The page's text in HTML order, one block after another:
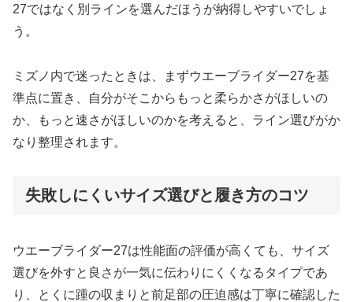
27ではなく別ラインを選んだほうが納得しやすいでしょ
う。
ミズノ内で迷ったときは、まずウエーブライダー27を基
準点に置き、自分がそこからもっと柔らかさがほしいの
か、もっと速さがほしいのかを考えると、ライン選びがか
なり整理されます。
失敗しにくいサイズ選びと履き方のコツ
ウエーブライダー27は性能面の評価が高くても、サイズ
選びを外すと良さが一気に伝わりにくくなるタイプであ
り、とくに踵の収まりと前足部の圧迫感は丁寧に確認した